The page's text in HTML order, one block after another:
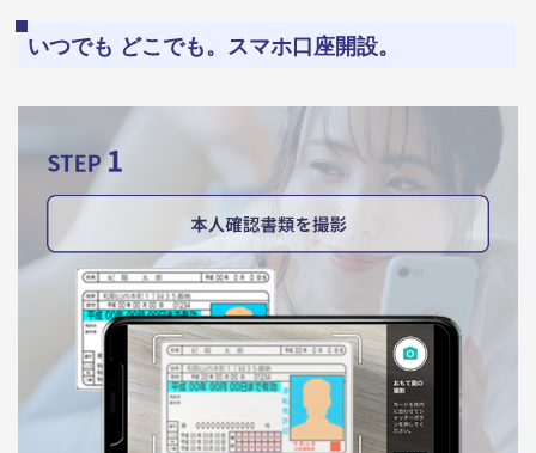
いつでも どこでも。スマホ口座開設。